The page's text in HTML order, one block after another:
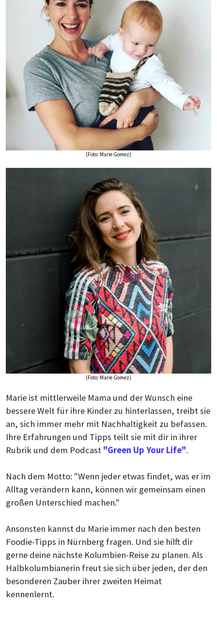
(Foto: Marie Gomez)
(Foto: Marie Gomez)
Marie ist mittlerweile Mama und der Wunsch eine
bessere Welt für ihre Kinder zu hinterlassen, treibt sie
an, sich immer mehr mit Nachhaltigkeit zu befassen.
Ihre Erfahrungen und Tipps teilt sie mit dir in ihrer
Rubrik und dem Podcast "Green Up Your Life".
Nach dem Motto: "Wenn jeder etwas findet, was er im
Alltag verändern kann, können wir gemeinsam einen
großen Unterschied machen."
Ansonsten kannst du Marie immer nach den besten
Foodie-Tipps in Nürnberg fragen. Und sie hilft dir
gerne deine nächste Kolumbien-Reise zu planen. Als
Halbkolumbianerin freut sie sich über jeden, der den
besonderen Zauber ihrer zweiten Heimat
kennenlernt.